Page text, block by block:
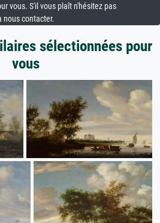
vous. S'il vous plaît n'hésitez pas
nous contacter.
sélectionnées pour
vous